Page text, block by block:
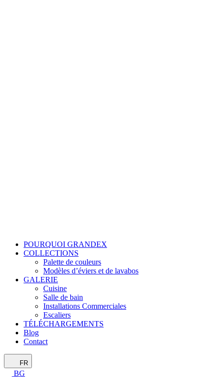
POURQUOI GRANDEX
COLLECTIONS
Palette de couleurs
Modèles d’éviers et de lavabos
GALERIE
Cuisine
Salle de bain
Installations Commerciales
Escaliers
TÉLÉCHARGEMENTS
Blog
Contact
FR
BG